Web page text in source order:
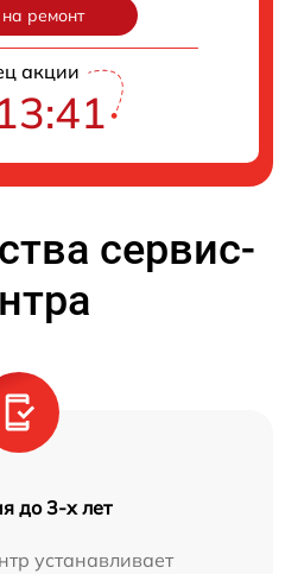
ремонт
акции
сервис-
до 3-х лет
устанавливает